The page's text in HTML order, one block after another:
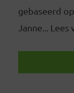
gebaseerd
Janne...